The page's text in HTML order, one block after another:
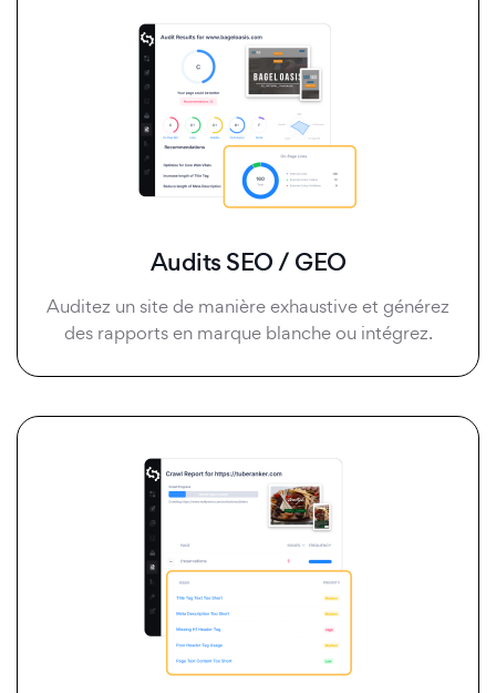
Audits SEO / GEO
Auditez un site de manière exhaustive et générez
des rapports en marque blanche ou intégrez.